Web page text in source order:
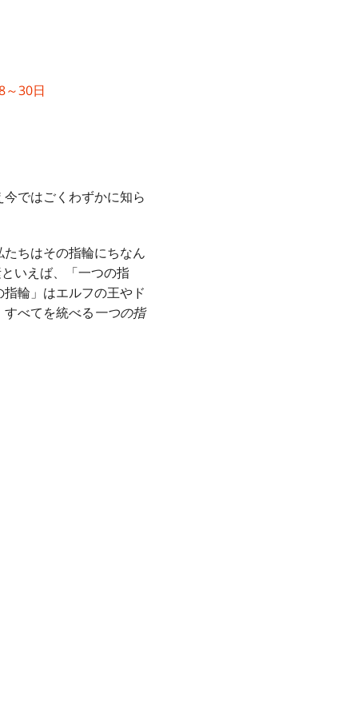
～30日
ではごくわずかに知ら
ちはその指輪にちなん
いえば、「一つの指
輪」はエルフの王やド
べてを統べる一つの指